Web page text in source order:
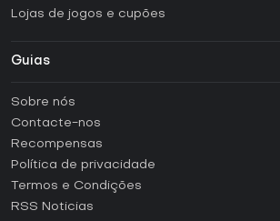
Lojas de jogos e cupões
Guias
Como ativar uma CD Key Steam?
Como ativar uma CD Key Epic Games?
Como ativar uma CD Key GOG?
Como ativar uma CD Key Ubisoft Connect?
Sobre nós
Contacte-nos
Recompensas
Política de privacidade
Termos e Condições
RSS Noticias